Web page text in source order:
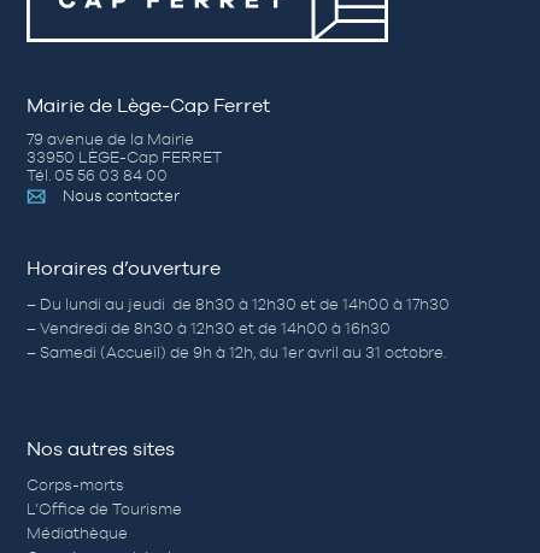
Mairie de Lège-Cap Ferret
79 avenue de la Mairie
33950 LÈGE-Cap FERRET
Tél. 05 56 03 84 00
Nous contacter
Horaires d’ouverture
– Du lundi au jeudi de 8h30 à 12h30 et de 14h00 à 17h30
– Vendredi de 8h30 à 12h30 et de 14h00 à 16h30
– Samedi (Accueil) de 9h à 12h, du 1er avril au 31 octobre.
Nos autres sites
Corps-morts
L’Office de Tourisme
Médiathèque